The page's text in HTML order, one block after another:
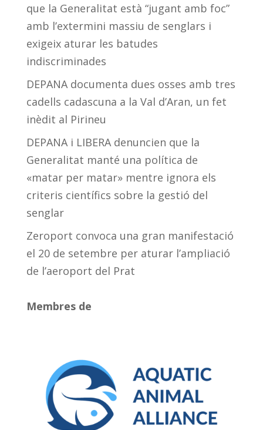
que la Generalitat està “jugant amb foc”
amb l’extermini massiu de senglars i
exigeix aturar les batudes
indiscriminades
DEPANA documenta dues osses amb tres
cadells cadascuna a la Val d’Aran, un fet
inèdit al Pirineu
DEPANA i LIBERA denuncien que la
Generalitat manté una política de
«matar per matar» mentre ignora els
criteris científics sobre la gestió del
senglar
Zeroport convoca una gran manifestació
el 20 de setembre per aturar l’ampliació
de l’aeroport del Prat
Membres de